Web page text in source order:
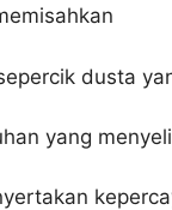
dusta
yang